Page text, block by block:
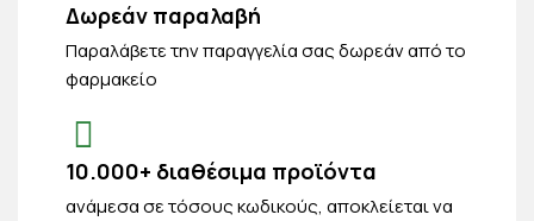
Δωρεάν παραλαβή
Παραλάβετε την παραγγελία σας δωρεάν από το
φαρμακείο
10.000+ διαθέσιμα προϊόντα
ανάμεσα σε τόσους κωδικούς, αποκλείεται να